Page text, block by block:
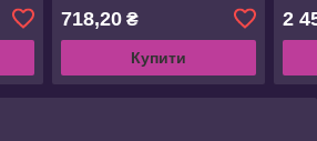
718,20₴
Купити
2